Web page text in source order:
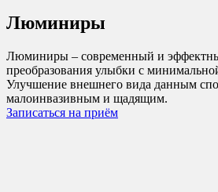
Люминиры
Люминиры – современный и
преобразования улыбки с
Улучшение внешнего вида данным
малоинвазивным и щадящим.
Записаться на приём